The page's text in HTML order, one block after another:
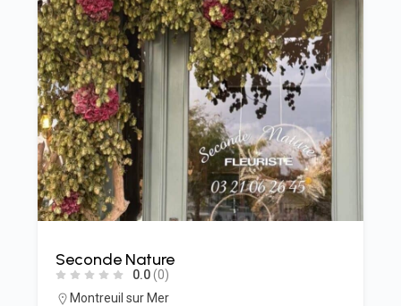
Seconde Nature
0.0(0)
Montreuil sur Mer